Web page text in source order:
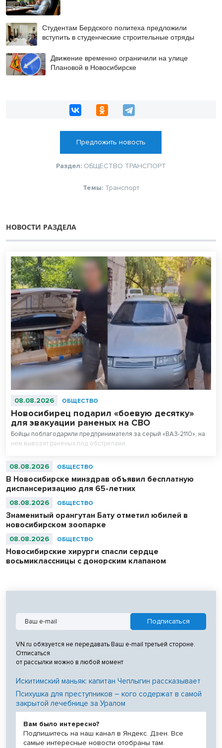
Студентам Бердского политеха предложили
вступить в студенческие строительные отряды
Движение временно ограничили на улице
Плановой в Новосибирске
Предложить новость
Раздел: ОБЩЕСТВО ТРАНСПОРТ
Темы: Транспорт
НОВОСТИ РАЗДЕЛА
08.08.2026 ОБЩЕСТВО
Новосибирец подарил «боевую десятку»
для эвакуации раненых на СВО
Бойцы поблагодарили предпринимателя за серый «ВАЗ-2110», на
нем вывозят раненых под обстрелами.
08.08.2026 ОБЩЕСТВО
В Новосибирске минздрав объявил бесплатную
диспансеризацию для 65-летних
08.08.2026 ОБЩЕСТВО
Знаменитый орангутан Бату отметил юбилей в
новосибирском зоопарке
08.08.2026 ОБЩЕСТВО
Новосибирские хирурги спасли сердце
восьмиклассницы с донорским клапаном
VN.ru обязуется не передавать Ваш e-mail третьей стороне.
Отписаться
от рассылки можно в любой момент
Искитимский маньяк: капитан Чеплыгин рассказывает
Психушка для преступников – кого содержат в самой
закрытой лечебнице за Уралом
Вам было интересно?
Подпишитесь на наш канал в Яндекс. Дзен. Все
самые интересные новости отобраны там.